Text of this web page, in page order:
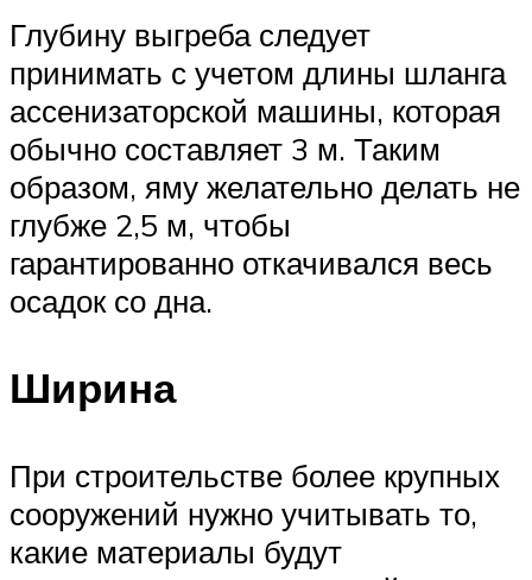
Глубину выгреба следует
принимать с учетом длины шланга
ассенизаторской машины, которая
обычно составляет 3 м. Таким
образом, яму желательно делать не
глубже 2,5 м, чтобы
гарантированно откачивался весь
осадок со дна.
Ширина
При строительстве более крупных
сооружений нужно учитывать то,
какие материалы будут